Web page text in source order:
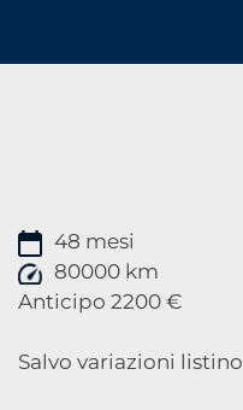
48 mesi
80000 km
Anticipo 2200 €
Salvo variazioni listino